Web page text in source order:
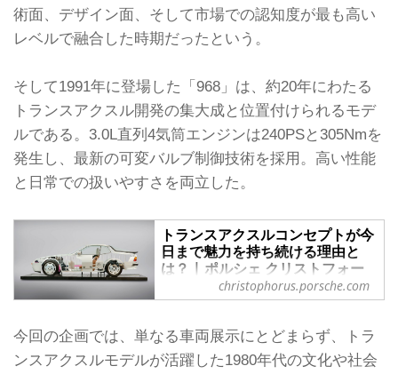
術面、デザイン面、そして市場での認知度が最も高い
レベルで融合した時期だったという。
そして1991年に登場した「968」は、約20年にわたる
トランスアクスル開発の集大成と位置付けられるモデ
ルである。3.0L直列4気筒エンジンは240PSと305Nmを
発生し、最新の可変バルブ制御技術を採用。高い性能
と日常での扱いやすさを両立した。
トランスアクスルコンセプトが今
日まで魅力を持ち続ける理由と
は？ | ポルシェ クリストフォー
クスとバランスで定義される。この場
合、トランスアクスルの設計が、新た
な尺度となる。
christophorus.porsche.com
今回の企画では、単なる車両展示にとどまらず、トラ
ンスアクスルモデルが活躍した1980年代の文化や社会